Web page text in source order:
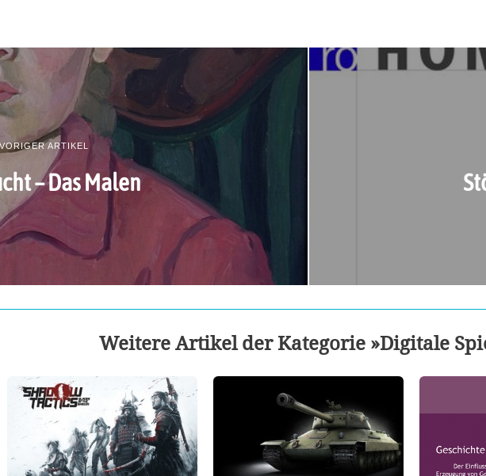
ARTIKEL
– Das Malen
Weitere Artikel der Kategorie »Digitale